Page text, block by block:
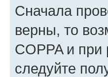
Сначала
верны, то
COPPA и при
следуйте